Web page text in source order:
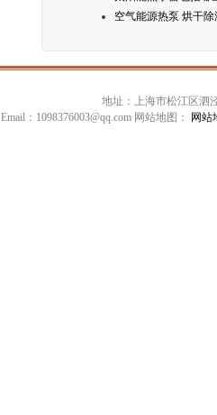
空气能源热泵 烘干
地址：上海市松江区泗泾
Email：1098376003@qq.com 网站地图：
网站